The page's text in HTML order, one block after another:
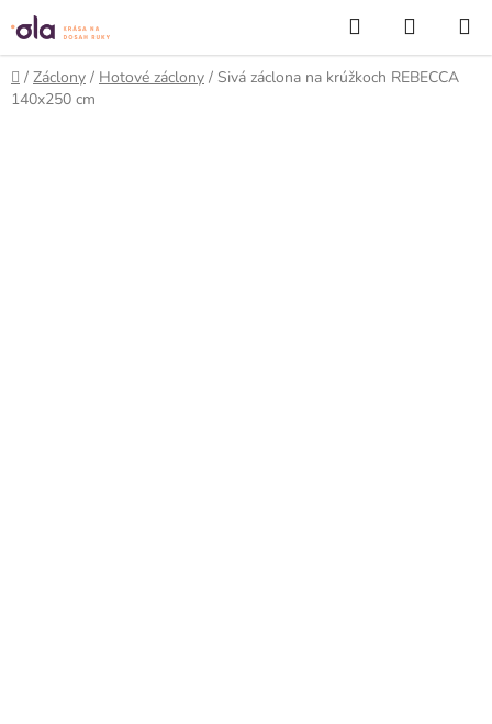
Prejsť
na
obsah
Hľadať
KOŠÍK
Domov
/ Záclony / Hotové záclony / Sivá záclona na krúžkoch REBECCA
140x250 cm